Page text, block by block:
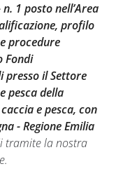
1 posto nell’Area
profilo
procedure
Fondi
il Settore
pesca della
e pesca, con
- Regione Emilia
tramite la nostra